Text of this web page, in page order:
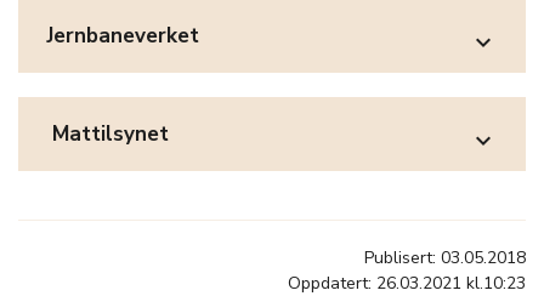
Jernbaneverket expand_more
Mattilsynet expand_more
Publisert: 03.05.2018
Oppdatert: 26.03.2021 kl.10:23